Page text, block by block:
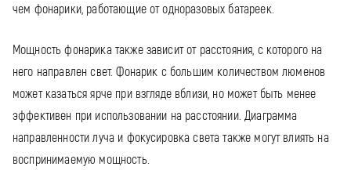
чем фонарики, работающие от одноразовых батареек.
Мощность фонарика также зависит от расстояния, с которого на
него направлен свет. Фонарик с большим количеством люменов
может казаться ярче при взгляде вблизи, но может быть менее
эффективен при использовании на расстоянии. Диаграмма
направленности луча и фокусировка света также могут влиять на
воспринимаемую мощность.